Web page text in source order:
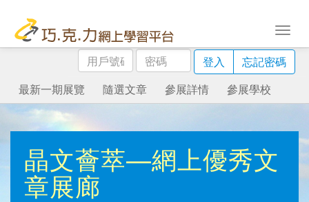
用
戶
號
碼
密
碼
登入
忘記密碼
最新一期展覽
隨選文章 參展詳情 參展學校
晶文薈萃—網上優秀文
章展廊